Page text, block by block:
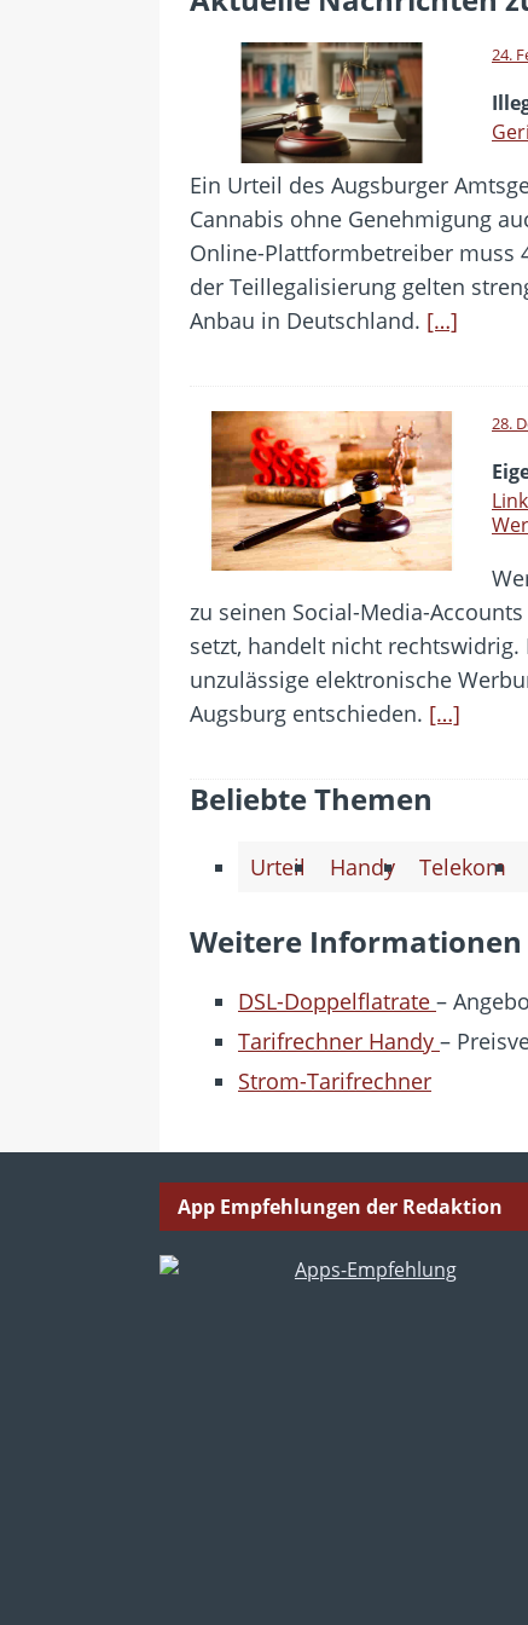
[ 22. Juli 2026 ]
[ 21. Juli 2026 ]
[ 20. Juli 2026 ]
BKA
betroffen
[ 5. August 2026 ]
24.
Ein Urteil des Augsburger
Cannabis ohne Genehmigung
Online-Plattformbetreiber muss
der Teillegalisierung gelten
Anbau in Deutschland. […]
28.
zu seinen Social-Media-
setzt, handelt nicht
unzulässige elektronische
Augsburg entschieden. […]
Beliebte Themen
Urteil Handy Telekom
Weitere Informationen
DSL-Doppelflatrate –
Tarifrechner Handy –
Strom-Tarifrechner
App Empfehlungen der Redaktion